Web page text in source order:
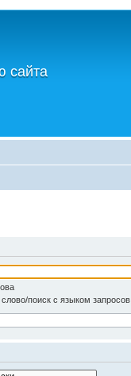
сайта
поиск с языком запросов